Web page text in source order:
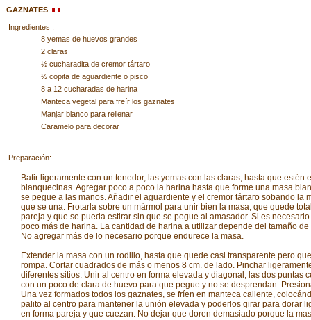
GAZNATES
Ingredientes :
8 yemas de huevos grandes
2 claras
½ cucharadita de cremor tártaro
½ copita de aguardiente o pisco
8 a 12 cucharadas de harina
Manteca vegetal para freír los gaznates
Manjar blanco para rellenar
Caramelo para decorar
Preparación:
Batir ligeramente con un tenedor, las yemas con las claras, hasta que estén
blanquecinas. Agregar poco a poco la harina hasta que forme una masa
se pegue a las manos. Añadir el aguardiente y el cremor tártaro sobando la
que se una. Frotarla sobre un mármol para unir bien la masa, que quede
pareja y que se pueda estirar sin que se pegue al amasador. Si es
poco más de harina. La cantidad de harina a utilizar depende del tamaño de
No agregar más de lo necesario porque endurece la masa.
Extender la masa con un rodillo, hasta que quede casi transparente pero
rompa. Cortar cuadrados de más o menos 8 cm. de lado. Pinchar
diferentes sitios. Unir al centro en forma elevada y diagonal, las dos puntas
con un poco de clara de huevo para que pegue y no se desprendan.
Una vez formados todos los gaznates, se fríen en manteca caliente,
palito al centro para mantener la unión elevada y poderlos girar para dorar
en forma pareja y que cuezan. No dejar que doren demasiado porque la